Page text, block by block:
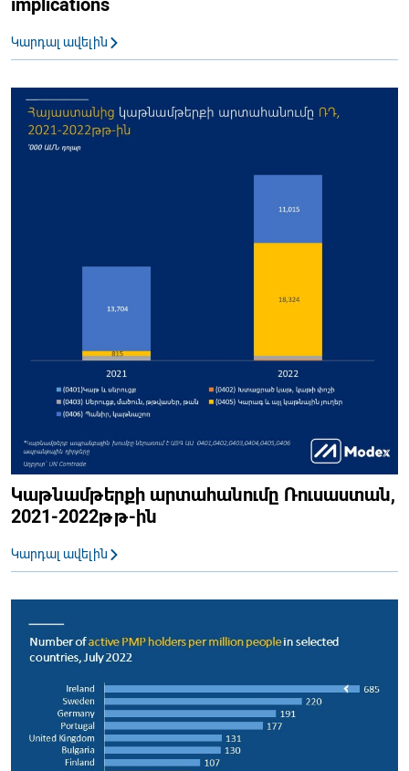
implications
Կարդալ ավելին
Կաթնամթերքի արտահանումը Ռուսաստան,
2021-2022թթ-ին
Կարդալ ավելին